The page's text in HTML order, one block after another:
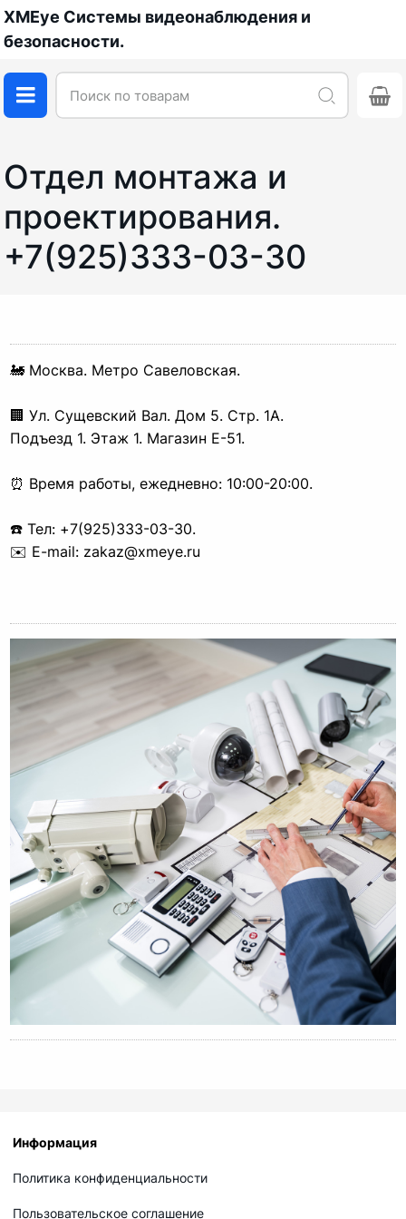
XMEye Системы видеонаблюдения и
безопасности.
Отдел монтажа и
проектирования.
+7(925)333-03-30
🚂 Москва. Метро Савеловская.
🏢 Ул. Сущевский Вал. Дом 5. Стр. 1А.
Подъезд 1. Этаж 1. Магазин Е-51.
⏰ Время работы, ежедневно: 10:00-20:00.
☎️ Тел: +7(925)333-03-30.
✉️ E-mail: zakaz@xmeye.ru
Информация
Политика конфиденциальности
Пользовательское соглашение